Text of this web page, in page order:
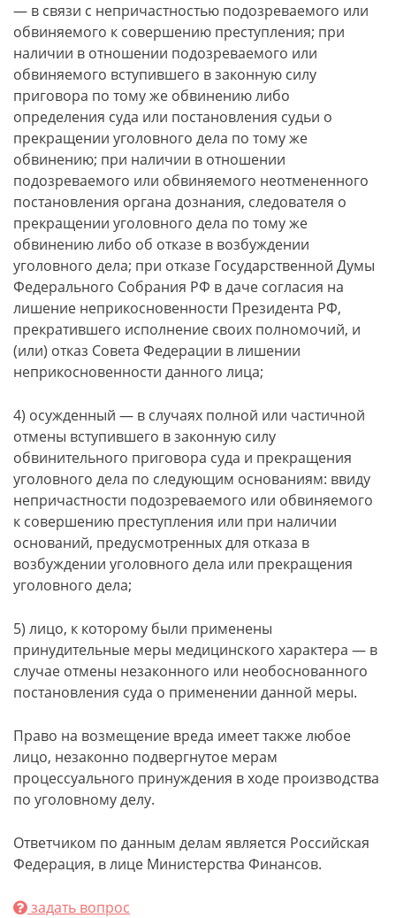
— в связи с непричастностью подозреваемого или
обвиняемого к совершению преступления; при
наличии в отношении подозреваемого или
обвиняемого вступившего в законную силу
приговора по тому же обвинению либо
определения суда или постановления судьи о
прекращении уголовного дела по тому же
обвинению; при наличии в отношении
подозреваемого или обвиняемого неотмененного
постановления органа дознания, следователя о
прекращении уголовного дела по тому же
обвинению либо об отказе в возбуждении
уголовного дела; при отказе Государственной Думы
Федерального Собрания РФ в даче согласия на
лишение неприкосновенности Президента РФ,
прекратившего исполнение своих полномочий, и
(или) отказ Совета Федерации в лишении
неприкосновенности данного лица;
4) осужденный — в случаях полной или частичной
отмены вступившего в законную силу
обвинительного приговора суда и прекращения
уголовного дела по следующим основаниям: ввиду
непричастности подозреваемого или обвиняемого
к совершению преступления или при наличии
оснований, предусмотренных для отказа в
возбуждении уголовного дела или прекращения
уголовного дела;
5) лицо, к которому были применены
принудительные меры медицинского характера — в
случае отмены незаконного или необоснованного
постановления суда о применении данной меры.
Право на возмещение вреда имеет также любое
лицо, незаконно подвергнутое мерам
процессуального принуждения в ходе производства
по уголовному делу.
Ответчиком по данным делам является Российская
Федерация, в лице Министерства Финансов.
задать вопрос